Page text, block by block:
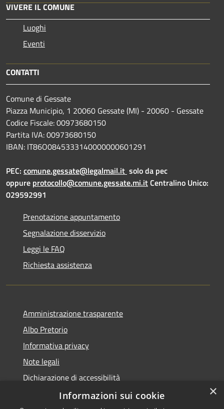
VIVERE IL COMUNE
Luoghi
Eventi
CONTATTI
Comune di Gessate
Piazza Municipio, 1 20060 Gessate (MI) - 20060 - Gessate
Codice Fiscale: 00973680150
Partita IVA: 00973680150
IBAN: IT86O0845333140000000601291
PEC: comune.gessate@legalmail.it solo da pec
oppure protocollo@comune.gessate.mi.itCentralino Unico:
029592991
Prenotazione appuntamento
Segnalazione disservizio
Leggi le FAQ
Richiesta assistenza
Amministrazione trasparente
Albo Pretorio
Informativa privacy
Note legali
Dichiarazione di accessibilità
Dichiarazione di accessibilità dal 2025
×
Informazioni sui cookie